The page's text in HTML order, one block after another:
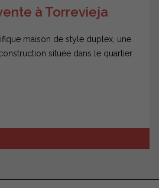
à Torrevieja
maison de style duplex, une
située dans le quartier